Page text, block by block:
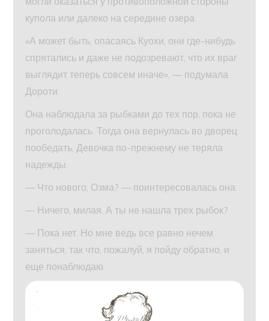
купола или далеко на середине озера.
«А может быть, опасаясь Куохи, они где-нибудь
спрятались и даже не подозревают, что их враг
выглядит теперь совсем иначе», — подумала
Дороти.
Она наблюдала за рыбками до тех пор, пока не
проголодалась. Тогда она вернулась во дворец
пообедать. Девочка по-прежнему не теряла
надежды.
— Что нового, Озма? — поинтересовалась она.
— Ничего, милая. А ты не нашла трех рыбок?
— Пока нет. Но мне ведь все равно нечем
заняться, так что, пожалуй, я пойду обратно, и
еще понаблюдаю.